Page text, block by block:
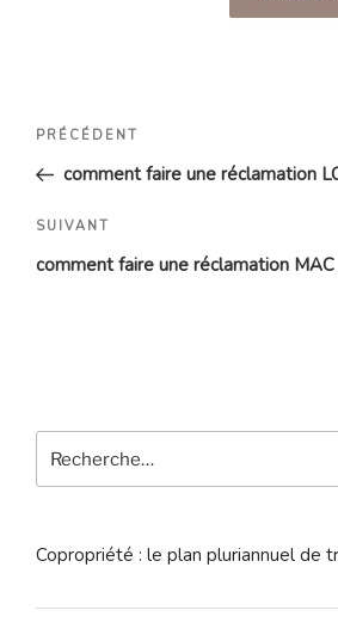
Navigation
l’article
Article
précédent
PRÉCÉDENT
comment faire une réclamation
Article
suivant
SUIVANT
comment faire une réclamation MAC
pour
Copropriété : le plan pluriannuel de